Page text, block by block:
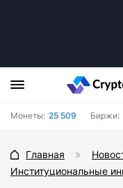
Монеты: 25 509 Биржи:
Главная
Институциональные